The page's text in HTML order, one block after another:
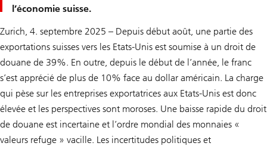
l’économie suisse.
Zurich, 4. septembre 2025 – Depuis début août, une partie des
exportations suisses vers les Etats-Unis est soumise à un droit de
douane de 39%. En outre, depuis le début de l’année, le franc
s’est apprécié de plus de 10% face au dollar américain. La charge
qui pèse sur les entreprises exportatrices aux Etats-Unis est donc
élevée et les perspectives sont moroses. Une baisse rapide du droit
de douane est incertaine et l’ordre mondial des monnaies «
valeurs refuge » vacille. Les incertitudes politiques et